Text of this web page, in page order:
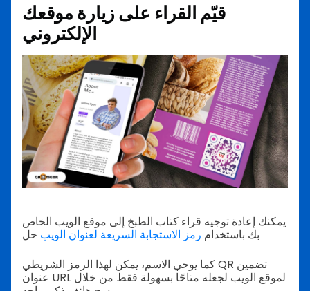
قيّم القراء على زيارة موقعك
الإلكتروني
يمكنك إعادة توجيه قراء كتاب الطبخ إلى موقع الويب الخاص
بك باستخدام رمز الاستجابة السريعة لعنوان الويب حل
كما يوحي الاسم، يمكن لهذا الرمز الشريطي QR تضمين
عنوان URL لموقع الويب لجعله متاحًا بسهولة فقط من خلال